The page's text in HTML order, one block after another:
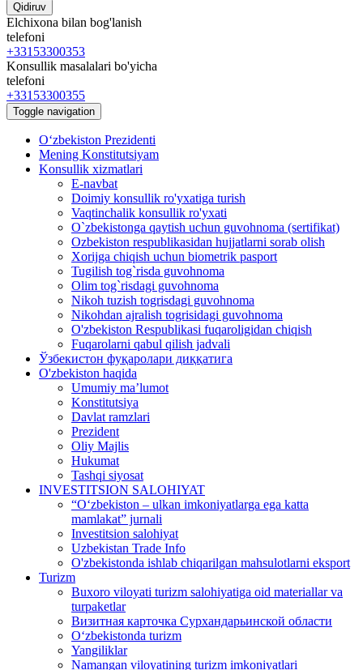
Qidiruv
Elchixona bilan bog'lanish
telefoni
+33153300353
Konsullik masalalari bo'yicha
telefoni
+33153300355
Toggle navigation
Oʻzbekiston Prezidenti
Mening Konstitutsiyam
Konsullik xizmatlari
E-navbat
Doimiy konsullik ro'yxatiga turish
Vaqtinchalik konsullik ro'yxati
O`zbekistonga qaytish uchun guvohnoma (sertifikat)
Ozbekiston respublikasidan hujjatlarni sorab olish
Xorijga chiqish uchun biometrik pasport
Tugilish tog`risda guvohnoma
Olim tog`risdagi guvohnoma
Nikoh tuzish togrisdagi guvohnoma
Nikohdan ajralish togrisidagi guvohnoma
O'zbekiston Respublikasi fuqaroligidan chiqish
Fuqarolarni qabul qilish jadvali
Ўзбекистон фуқаролари диққатига
O'zbekiston haqida
Umumiy ma’lumot
Konstitutsiya
Davlat ramzlari
Prezident
Oliy Majlis
Hukumat
Tashqi siyosat
INVESTITSION SALOHIYAT
“Oʻzbekiston – ulkan imkoniyatlarga ega katta
mamlakat” jurnali
Investitsion salohiyat
Uzbekistan Trade Info
O'zbekistonda ishlab chiqarilgan mahsulotlarni eksport
Turizm
Buxoro viloyati turizm salohiyatiga oid materiallar va
turpaketlar
Визитная карточка Сурхандарьинской области
Oʻzbekistonda turizm
Yangiliklar
Namangan viloyatining turizm imkoniyatlari